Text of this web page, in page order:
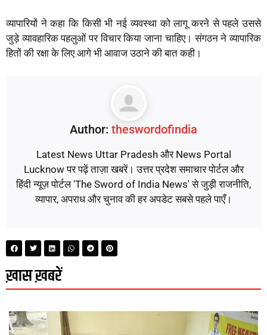
व्यापारियों ने कहा कि किसी भी नई व्यवस्था को लागू करने से पहले उससे
जुड़े व्यावहारिक पहलुओं पर विचार किया जाना चाहिए। संगठन ने व्यापारिक
हितों की रक्षा के लिए आगे भी आवाज उठाने की बात कही।
Author: theswordofindia
Latest News Uttar Pradesh और News Portal
Lucknow पर पढ़ें ताज़ा खबरें। उत्तर प्रदेश समाचार पोर्टल और
हिंदी न्यूज़ पोर्टल 'The Sword of India News' से जुड़ी राजनीति,
व्यापार, अपराध और चुनाव की हर अपडेट सबसे पहले पाएँ।
ख़ास ख़बरें